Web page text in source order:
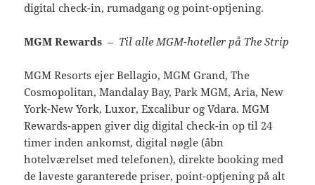
digital check-in, rumadgang og point-optjening.
MGM Rewards – Til alle MGM-hoteller på The Strip
MGM Resorts ejer Bellagio, MGM Grand, The
Cosmopolitan, Mandalay Bay, Park MGM, Aria, New
York-New York, Luxor, Excalibur og Vdara. MGM
Rewards-appen giver dig digital check-in op til 24
timer inden ankomst, digital nøgle (åbn
hotelværelset med telefonen), direkte booking med
de laveste garanterede priser, point-optjening på alt